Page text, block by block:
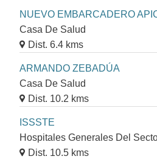
NUEVO EMBARCADERO
Casa De Salud
Dist. 6.4 kms
ARMANDO ZEBADÚA
Casa De Salud
Dist. 10.2 kms
ISSSTE
Hospitales Generales Del
Dist. 10.5 kms